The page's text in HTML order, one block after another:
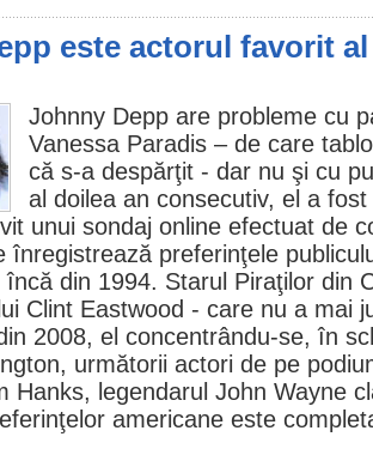
este actorul favorit
Johnny Depp are probleme cu
Vanessa Paradis – de care
că s-a despărţit - dar nu şi cu
al doilea an consecutiv, el a
unui sondaj online efectuat de
înregistrează preferinţele
încă din 1994. Starul Piraţilor din
Clint Eastwood - care nu a mai
2008, el concentrându-se, în
, următorii actori de pe
Hanks, legendarul John Wayne
americane este